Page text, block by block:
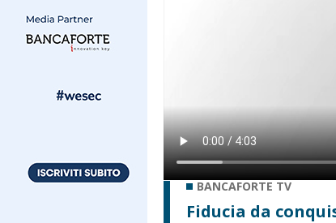
BANCAFORTE TV
Fiducia da